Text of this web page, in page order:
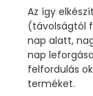
Az így
(távolságtól
nap alatt,
nap
felfordulás
terméket.